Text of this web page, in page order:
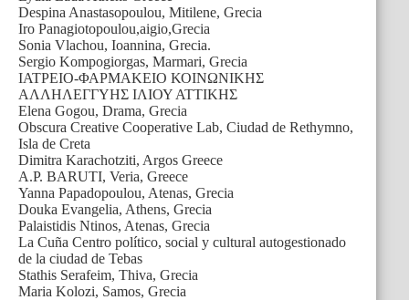
Despina Anastasopoulou, Mitilene, Grecia
Iro Panagiotopoulou,aigio,Grecia
Sonia Vlachou, Ioannina, Grecia.
Sergio Kompogiorgas, Marmari, Grecia
ΙΑΤΡΕΙΟ-ΦΑΡΜΑΚΕΙΟ ΚΟΙΝΩΝΙΚΗΣ
ΑΛΛΗΛΕΓΓΥΗΣ ΙΛΙΟΥ ΑΤΤΙΚΗΣ
Elena Gogou, Drama, Grecia
Obscura Creative Cooperative Lab, Ciudad de Rethymno,
Isla de Creta
Dimitra Karachotziti, Argos Greece
A.P. BARUTI, Veria, Greece
Yanna Papadopoulou, Atenas, Grecia
Douka Evangelia, Athens, Grecia
Palaistidis Ntinos, Atenas, Grecia
La Cuña Centro político, social y cultural autogestionado
de la ciudad de Tebas
Stathis Serafeim, Thiva, Grecia
Maria Kolozi, Samos, Grecia